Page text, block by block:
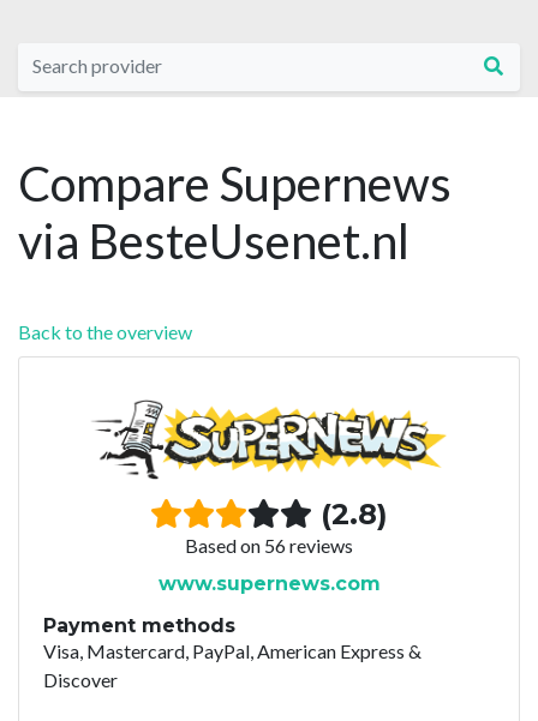
Compare Supernews
via BesteUsenet.nl
Back to the overview
(2.8)
Based on 56 reviews
www.supernews.com
Payment methods
Visa, Mastercard, PayPal, American Express &
Discover